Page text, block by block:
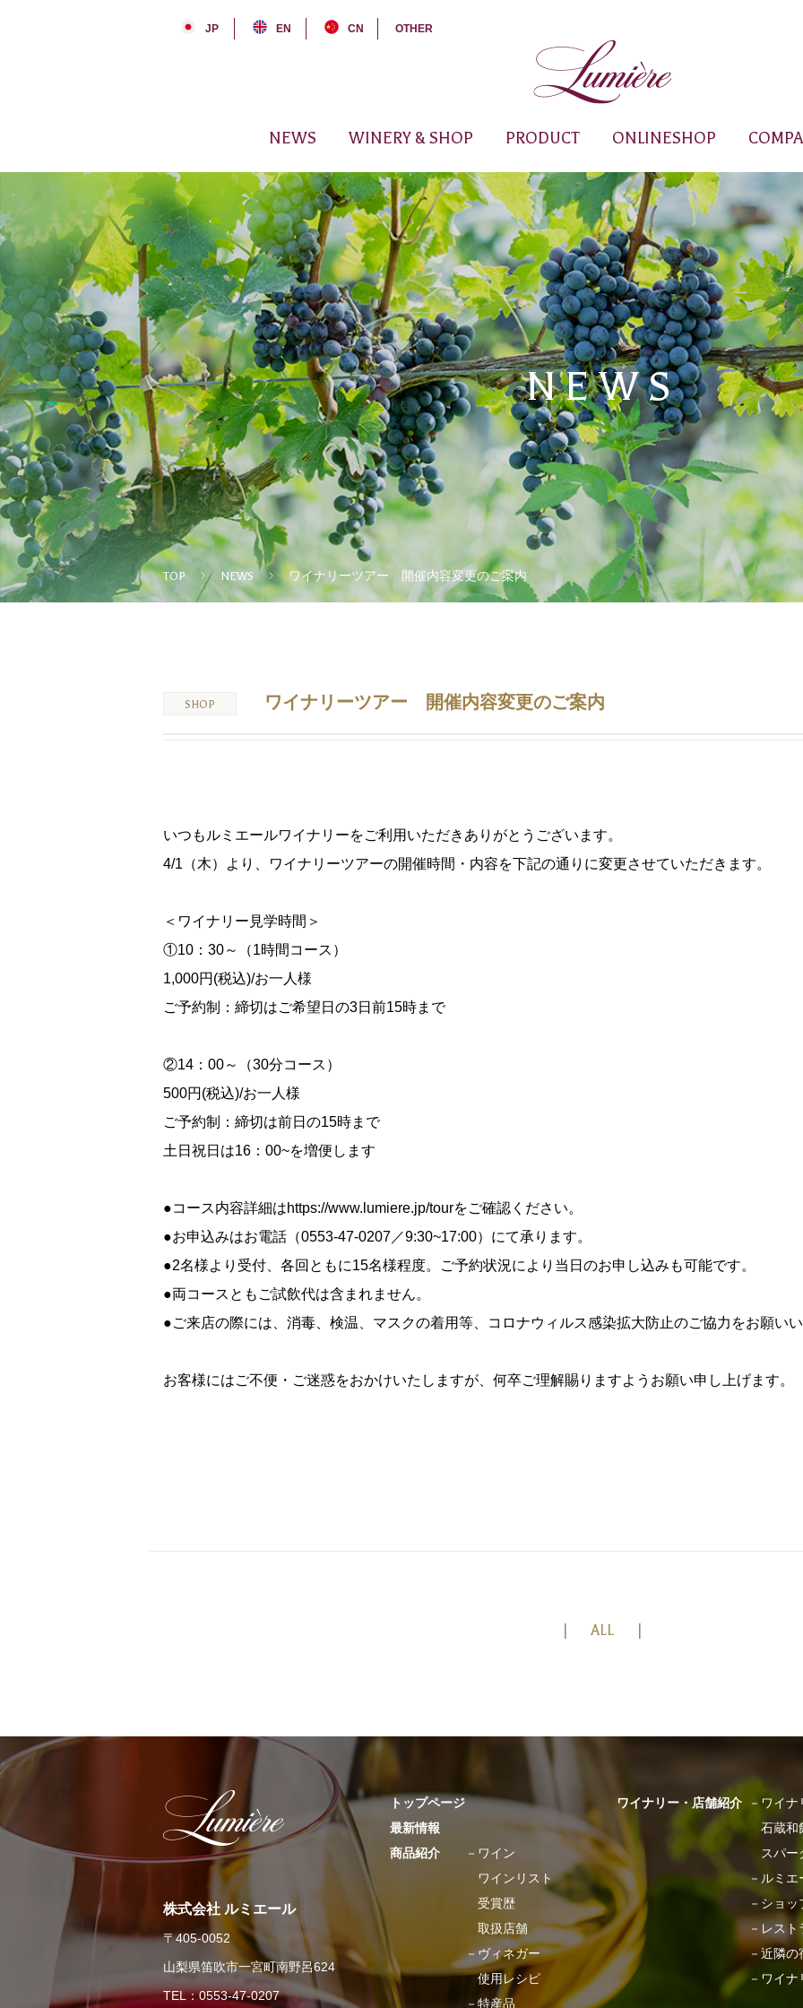
JP EN CN OTHER
NEWS WINERY & SHOP PRODUCT ONLINESHOP
NEWS
TOP NEWS ワイナリーツアー 開催内容変更のご案内
SHOP ワイナリーツアー 開催内容変更のご案内
いつもルミエールワイナリーをご利用いただきありがとうございます。
4/1（木）より、ワイナリーツアーの開催時間・内容を下記の通りに変更させていただきます。
＜ワイナリー見学時間＞
①10：30～（1時間コース）
1,000円(税込)/お一人様
ご予約制：締切はご希望日の3日前15時まで
②14：00～（30分コース）
500円(税込)/お一人様
ご予約制：締切は前日の15時まで
土日祝日は16：00~を増便します
●コース内容詳細はhttps://www.lumiere.jp/tourをご確認ください。
●お申込みはお電話（0553-47-0207／9:30~17:00）にて承ります。
●2名様より受付、各回ともに15名様程度。ご予約状況により当日のお申し込みも可能です。
●両コースともご試飲代は含まれません。
●ご来店の際には、消毒、検温、マスクの着用等、コロナウィルス感染拡大防止のご協力をお願いい
お客様にはご不便・ご迷惑をおかけいたしますが、何卒ご理解賜りますようお願い申し上げます。
ALL
株式会社 ルミエール
〒405-0052
山梨県笛吹市一宮町南野呂624
TEL：0553-47-0207
トップページ
最新情報
商品紹介
－ ワイン
ワインリスト
受賞歴
取扱店舗
－ヴィネガー
使用レシピ
－ 特産品
ワイナリー・店舗紹介 － ワイナ
石蔵和
スパー
－ ルミエ
－ ショッ
－ レスト
－近隣の
－ ワイナ